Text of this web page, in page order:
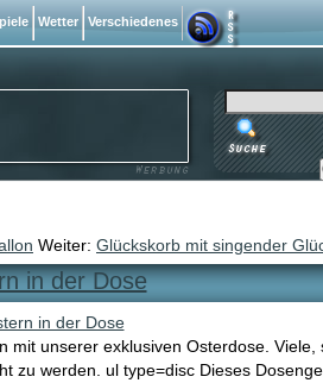
Weiter: Glückskorb mit singender
in der Dose
mit unserer exklusiven Osterdose.
zu werden. ul type=disc Dieses
Wetter Verschiedenes